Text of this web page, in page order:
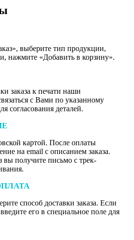
выберите тип продукции,
нажмите «Добавить в корзину».
заказа к печати наши
с Вами по указанному
согласования деталей.
картой. После оплаты
на email с описанием заказа.
вы получите письмо с трек-
способ доставки заказа. Если
его в специальное поле для